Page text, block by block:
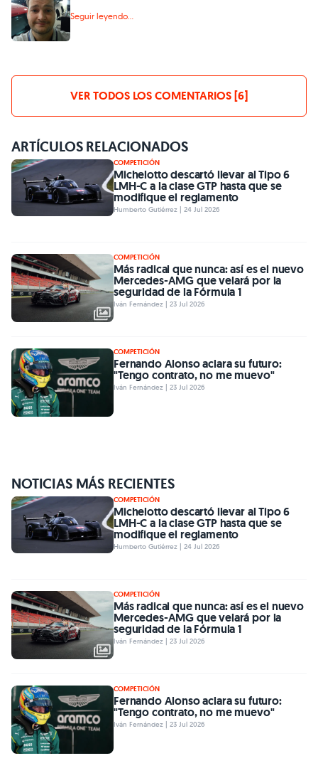
Seguir leyendo...
VER TODOS LOS COMENTARIOS [6]
ARTÍCULOS RELACIONADOS
COMPETICIÓN
Michelotto descartó llevar al Tipo 6
LMH-C a la clase GTP hasta que se
modifique el reglamento
Humberto Gutiérrez | 24 Jul 2026
COMPETICIÓN
Más radical que nunca: así es el nuevo
Mercedes-AMG que velará por la
seguridad de la Fórmula 1
Iván Fernández | 23 Jul 2026
COMPETICIÓN
Fernando Alonso aclara su futuro:
"Tengo contrato, no me muevo"
Iván Fernández | 23 Jul 2026
NOTICIAS MÁS RECIENTES
COMPETICIÓN
Michelotto descartó llevar al Tipo 6
LMH-C a la clase GTP hasta que se
modifique el reglamento
Humberto Gutiérrez | 24 Jul 2026
COMPETICIÓN
Más radical que nunca: así es el nuevo
Mercedes-AMG que velará por la
seguridad de la Fórmula 1
Iván Fernández | 23 Jul 2026
COMPETICIÓN
Fernando Alonso aclara su futuro:
"Tengo contrato, no me muevo"
Iván Fernández | 23 Jul 2026